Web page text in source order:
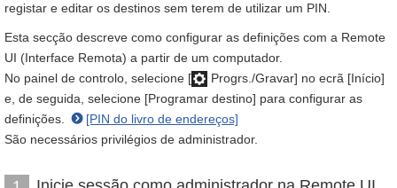
registar e editar os destinos sem terem de utilizar um PIN.
Esta secção descreve como configurar as definições com a Remote
UI (Interface Remota) a partir de um computador.
No painel de controlo, selecione [
Progrs./Gravar] no ecrã [Início]
e, de seguida, selecione [Programar destino] para configurar as
definições.
[PIN do livro de endereços]
São necessários privilégios de administrador.